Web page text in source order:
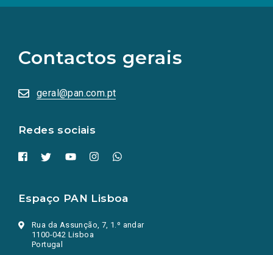
Contactos gerais
geral@pan.com.pt
Redes sociais
redes
sociais
numa
nova
Espaço PAN Lisboa
Rua da Assunção, 7, 1.º andar
1100-042 Lisboa
Portugal